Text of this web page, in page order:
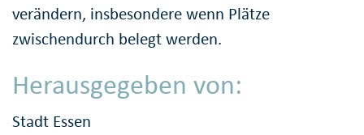
verändern, insbesondere wenn Plätze
zwischendurch belegt werden.
Herausgegeben von:
Stadt Essen